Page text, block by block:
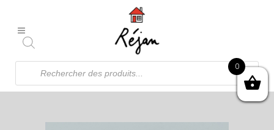
Recherche
produits
0